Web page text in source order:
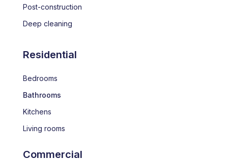
Post-construction
Deep cleaning
Residential
Bedrooms
Bathrooms
Kitchens
Living rooms
Commercial